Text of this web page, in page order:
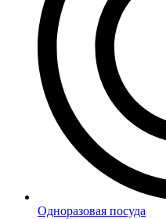
Одноразовая посуда